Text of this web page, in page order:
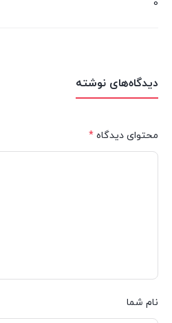
0
دیدگاه‌های نوشته
محتوای دیدگاه *
نام شما